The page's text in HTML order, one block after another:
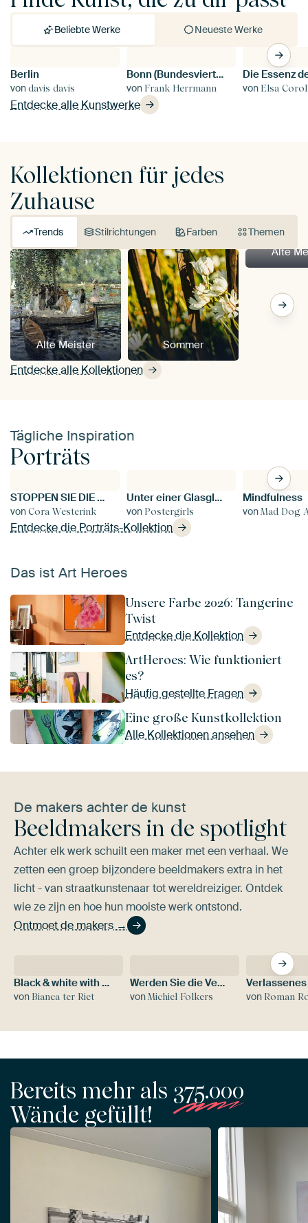
Beliebte Werke Neueste Werke
Entdecke alle Kunstwerke
Berlin
vondavis davis
Bonn (Bundesviertel) - Panorama im Sonnenuntergang
von Frank Herrmann von Elsa
Kollektionen für jedes
Zuhause
Trends Stilrichtungen Farben Themen
Entdecke alle Kollektionen
Alte Meister Sommer
Alte
Tägliche Inspiration
Porträts
Entdecke die Porträts-Kollektion
STOPPEN SIE DIE FRAGE
vonCora Westerink
Unter einer Glasglocke
von Postergirls
Mindfulness
vonMad Dog
Das ist Art Heroes
Unsere Farbe 2026: Tangerine
Twist
Entdecke die Kollektion
ArtHeroes: Wie funktioniert
es?
Häufig gestellte Fragen
Eine große Kunstkollektion
Alle Kollektionen ansehen
De makers achter de kunst
Beeldmakers in de spotlight
Achter elk werk schuilt een maker met een verhaal. We
zetten een groep bijzondere beeldmakers extra in het
licht - van straatkunstenaar tot wereldreiziger. Ontdek
wie ze zijn en hoe hun mooiste werk ontstond.
Ontmoet de makers →
Black & white with flower colour splash
von Bianca ter Riet
Werden Sie die Veränderung
vonMichiel Folkers von Roman Robroek – Fotos
Bereits mehr als 375.000
Wände gefüllt!